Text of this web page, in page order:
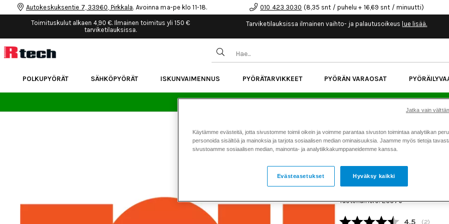
Autokeskuksentie 7, 33960, Pirkkala. Avoinna ma-pe klo 11-18. 010 423 3030 (8,35 snt / puhelu + 16,69 snt / minuutti)
Toimituskulut alkaen 4,90 €. Ilmainen toimitus yli 150 €
tarviketilauksissa.
Tarviketilauksissa ilmainen vaihto- ja palautusoikeus lue lisää.
POLKUPYÖRÄT SÄHKÖPYÖRÄT ISKUNVAIMENNUS PYÖRÄTARVIKKEET PYÖRÄN VARAOSAT
24 kk korotonta maksuaikaa kaikkiin Cube-pyöriin.Lue
Koti > Kaikki tuotteet
803-01-584 Kit Damp Adj Part
FOX 803-01-584 KIT DAMP
LEVEL CD ADJ 2020
ORANGE
Tuotenumero: 23376
4.5 (äänet:
2)
Käytämme evästeitä, jotta sivustomme toimii oikein ja voimme parantaa sivuston toimintaa analytiikan
personoida sisältöä ja mainoksia ja tarjota sosiaalisen median ominaisuuksia. Jaamme myös tietoja
sivustoamme sosiaalisen median, mainonta- ja analytiikkakumppaneidemme kanssa.
Hyväksy kaikki
Evästeasetukset
Jatka vain